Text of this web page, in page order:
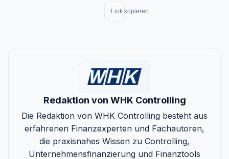
Link kopieren
Redaktion von WHK Controlling
Die Redaktion von WHK Controlling besteht aus
erfahrenen Finanzexperten und Fachautoren,
die praxisnahes Wissen zu Controlling,
Unternehmensfinanzierung und Finanztools